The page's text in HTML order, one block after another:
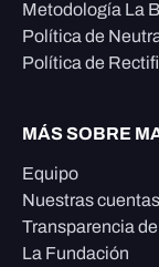
Metodología La
Política de
Política de
MÁS SOBRE
Equipo
Nuestras cuentas
Transparencia
La Fundación